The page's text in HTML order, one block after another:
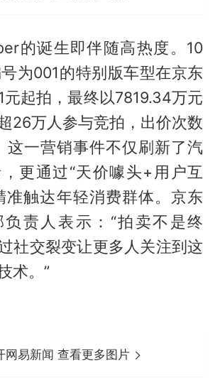
的诞生即伴随高热度。10
为001的特别版车型在京东
元起拍，最终以7819.34万元
26万人参与竞拍，出价次数
这一营销事件不仅刷新了汽
更通过“天价噱头+用户互
准触达年轻消费群体。京东
责人表示：“拍卖不是终
社交裂变让更多人关注到这
术。”
网易新闻 查看更多图片